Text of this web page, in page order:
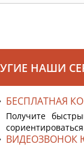
НАШИ
БЕСПЛАТНАЯ
Получите
ВИДЕОЗВОНОК